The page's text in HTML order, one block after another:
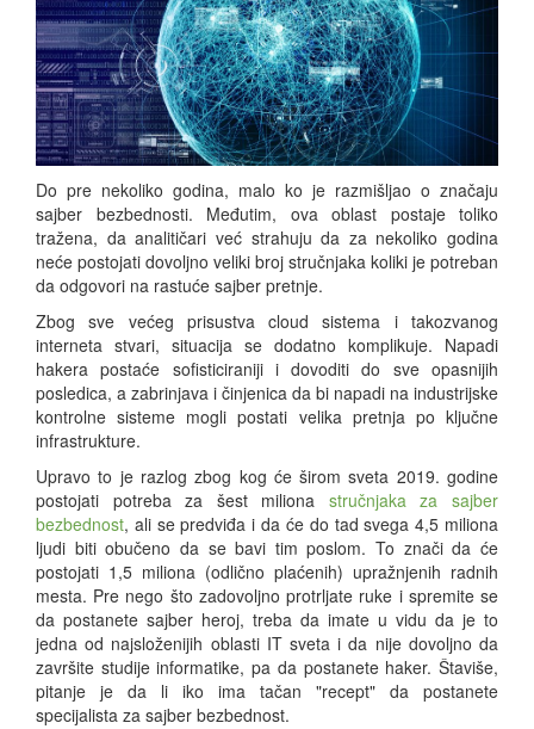
Do pre nekoliko godina, malo ko je razmišljao o značaju
sajber bezbednosti. Međutim, ova oblast postaje toliko
tražena, da analitičari već strahuju da za nekoliko godina
neće postojati dovoljno veliki broj stručnjaka koliki je potreban
da odgovori na rastuće sajber pretnje.
Zbog sve većeg prisustva cloud sistema i takozvanog
interneta stvari, situacija se dodatno komplikuje. Napadi
hakera postaće sofisticiraniji i dovoditi do sve opasnijih
posledica, a zabrinjava i činjenica da bi napadi na industrijske
kontrolne sisteme mogli postati velika pretnja po ključne
infrastrukture.
Upravo to je razlog zbog kog će širom sveta 2019. godine
postojati potreba za šest miliona stručnjaka za sajber
bezbednost, ali se predviđa i da će do tad svega 4,5 miliona
ljudi biti obučeno da se bavi tim poslom. To znači da će
postojati 1,5 miliona (odlično plaćenih) upražnjenih radnih
mesta. Pre nego što zadovoljno protrljate ruke i spremite se
da postanete sajber heroj, treba da imate u vidu da je to
jedna od najsloženijih oblasti IT sveta i da nije dovoljno da
završite studije informatike, pa da postanete haker. Štaviše,
pitanje je da li iko ima tačan "recept" da postanete
specijalista za sajber bezbednost.